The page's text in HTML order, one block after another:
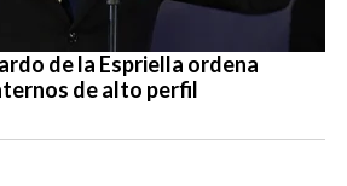
de la Espriella ordena
de alto perfil